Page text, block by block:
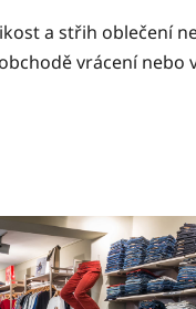
a střih oblečení
vrácení nebo